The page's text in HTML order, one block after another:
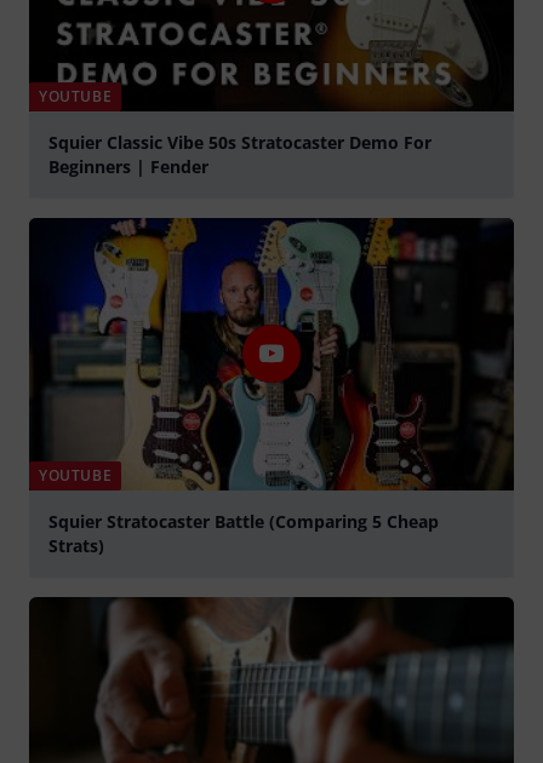
YOUTUBE
Squier Classic Vibe 50s Stratocaster Demo For
Beginners | Fender
YOUTUBE
Squier Stratocaster Battle (Comparing 5 Cheap
Strats)